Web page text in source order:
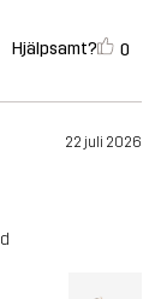
Hjälpsamt? 0
22 juli 2026